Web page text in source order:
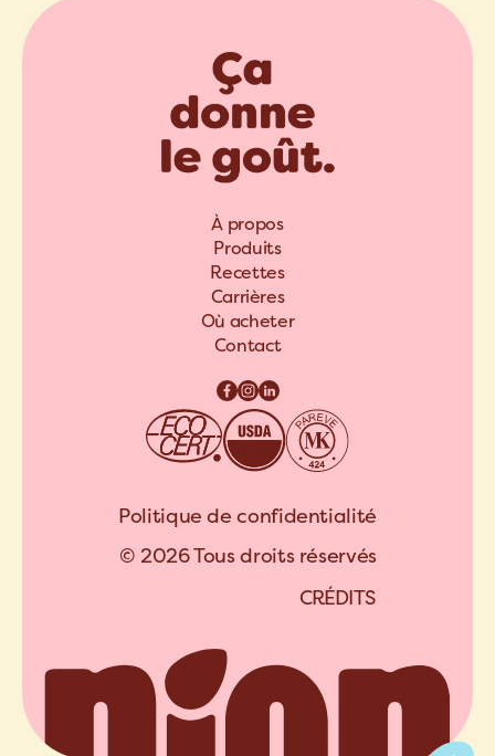
À propos
Produits
Recettes
Carrières
Où acheter
Contact
Politique de confidentialité
© 2026 Tous droits réservés
CRÉDITS